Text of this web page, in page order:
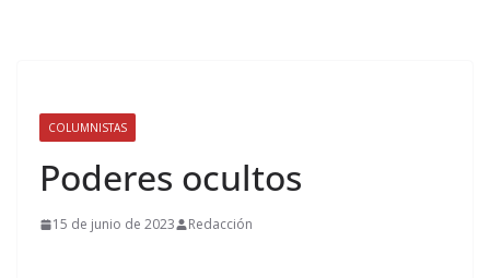
COLUMNISTAS
Poderes ocultos
15 de junio de 2023 Redacción